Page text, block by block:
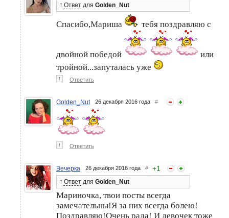
↑ Ответ для Golden_Nut
Спасибо,Мариша тебя поздравляю с
двойной победой
или
тройной...запуталась уже
↑ Ответить
Golden_Nut 26 декабря 2016 года #
↑ Ответить
Вечерка 26 декабря 2016 года # +1
↑ Ответ для Golden_Nut
Мариночка, твои посты всегда
замечательны!Я за них всегда болею!
Поздравляю!Очень рада! И девочек тоже